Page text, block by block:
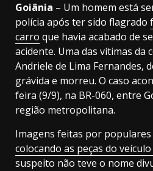
Goiânia – Um homem está
polícia após ter sido flagrado
carro que havia acabado de
acidente. Uma das vítimas da
Andriele de Lima Fernandes,
grávida e morreu. O caso
feira (9/9), na BR-060, entre
região metropolitana.
Imagens feitas por
colocando as peças do
suspeito não teve o nome